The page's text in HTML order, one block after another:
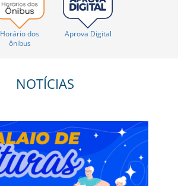
Horário dos
ônibus
Aprova Digital
NOTÍCIAS